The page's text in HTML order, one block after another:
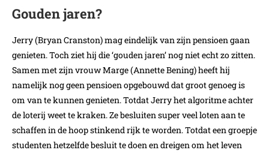
Gouden jaren?
Jerry (Bryan Cranston) mag eindelijk van zijn pensioen gaan
genieten. Toch ziet hij die ‘gouden jaren’ nog niet echt zo zitten.
Samen met zijn vrouw Marge (Annette Bening) heeft hij
namelijk nog geen pensioen opgebouwd dat groot genoeg is
om van te kunnen genieten. Totdat Jerry het algoritme achter
de loterij weet te kraken. Ze besluiten super veel loten aan te
schaffen in de hoop stinkend rijk te worden. Totdat een groepje
studenten hetzelfde besluit te doen en dreigen om het leven